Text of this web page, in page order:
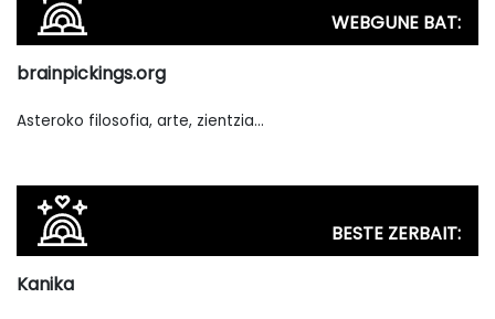
WEBGUNE BAT:
brainpickings.org
Asteroko filosofia, arte, zientzia…
BESTE ZERBAIT:
Kanika